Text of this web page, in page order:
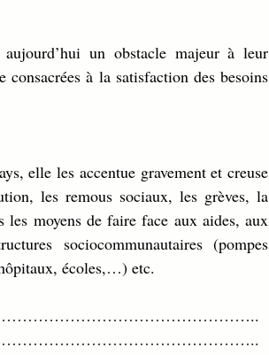
un obstacle majeur à leur
à la satisfaction des besoins
elle les accentue gravement et creuse
les remous sociaux, les grèves, la
les moyens de faire face aux aides, aux
sociocommunautaires (pompes
écoles,…) etc.